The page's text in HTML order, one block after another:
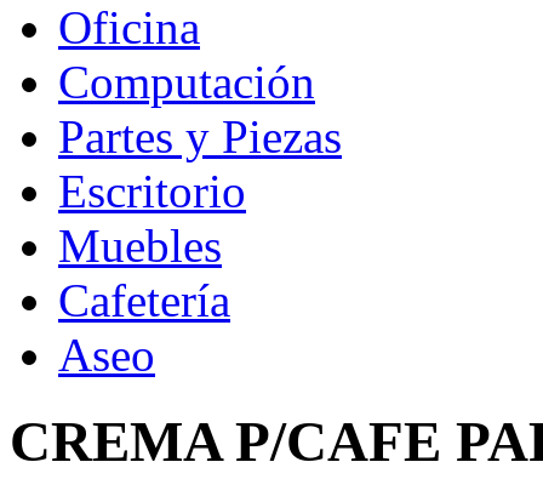
Oficina
Computación
Partes y Piezas
Escritorio
Muebles
Cafetería
Aseo
CREMA P/CAFE